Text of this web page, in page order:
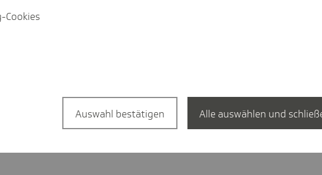
Cookies
Auswahl bestätigen Alle auswählen und